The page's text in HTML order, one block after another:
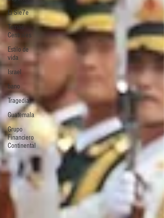
El Sie7e
Temas
Centrales
Estilo de
vida
Israel
bano
Tragedia
Guatemala
Grupo
Financiero
Continental